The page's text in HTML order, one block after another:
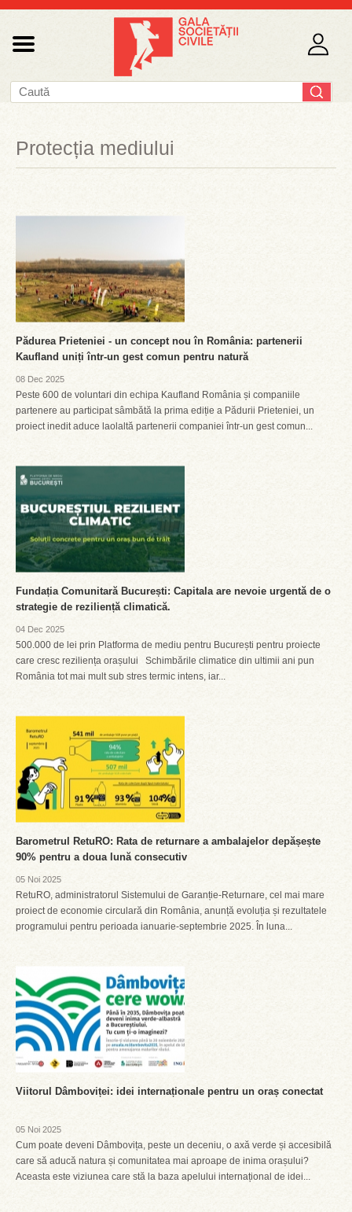
Protecția mediului
Pădurea Prieteniei - un concept nou în România: partenerii
Kaufland uniți într-un gest comun pentru natură
08 Dec 2025
Peste 600 de voluntari din echipa Kaufland România și companiile
partenere au participat sâmbătă la prima ediție a Pădurii Prieteniei, un
proiect inedit aduce laolaltă partenerii companiei într-un gest comun...
Fundația Comunitară București: Capitala are nevoie urgentă de o
strategie de reziliență climatică.
04 Dec 2025
500.000 de lei prin Platforma de mediu pentru București pentru proiecte
care cresc reziliența orașului Schimbările climatice din ultimii ani pun
România tot mai mult sub stres termic intens, iar...
Barometrul RetuRO: Rata de returnare a ambalajelor depășește
90% pentru a doua lună consecutiv
05 Noi 2025
RetuRO, administratorul Sistemului de Garanție-Returnare, cel mai mare
proiect de economie circulară din România, anunță evoluția și rezultatele
programului pentru perioada ianuarie-septembrie 2025. În luna...
Viitorul Dâmboviței: idei internaționale pentru un oraș conectat
05 Noi 2025
Cum poate deveni Dâmbovița, peste un deceniu, o axă verde și accesibilă
care să aducă natura și comunitatea mai aproape de inima orașului?
Aceasta este viziunea care stă la baza apelului internațional de idei...